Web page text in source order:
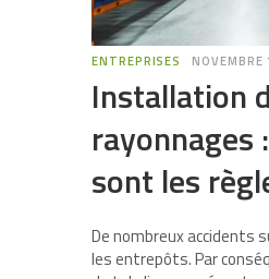
ENTREPRISES NOVEMBRE
Installation
rayonnages
sont les
De nombreux accidents
les entrepôts. Par